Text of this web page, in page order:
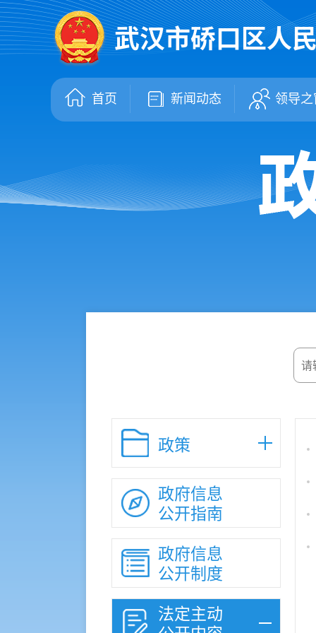
武汉市硚口区人
首页 新闻动态 领导之
政策
政府信息
公开指南
政府信息
公开制度
法定主动